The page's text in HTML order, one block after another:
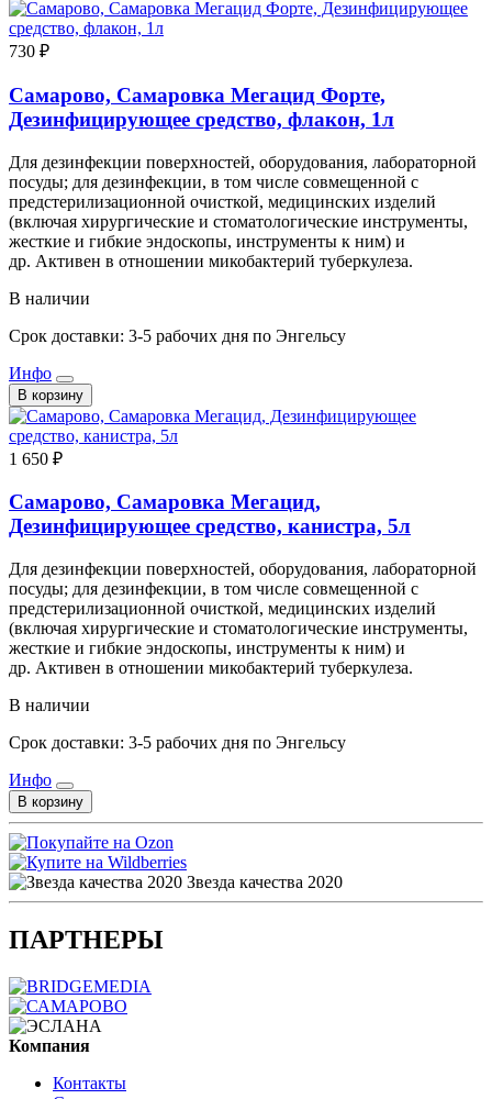
730 ₽
Самарово, Самаровка Мегацид Форте,
Дезинфицирующее средство, флакон, 1л
Для дезинфекции поверхностей, оборудования, лабораторной
посуды; для дезинфекции, в том числе совмещенной с
предстерилизационной очисткой, медицинских изделий
(включая хирургические и стоматологические инструменты,
жесткие и гибкие эндоскопы, инструменты к ним) и
др. Активен в отношении микобактерий туберкулеза.
В наличии
Срок доставки: 3-5 рабочих дня по Энгельсу
Инфо
В корзину
1 650 ₽
Самарово, Самаровка Мегацид,
Дезинфицирующее средство, канистра, 5л
Для дезинфекции поверхностей, оборудования, лабораторной
посуды; для дезинфекции, в том числе совмещенной с
предстерилизационной очисткой, медицинских изделий
(включая хирургические и стоматологические инструменты,
жесткие и гибкие эндоскопы, инструменты к ним) и
др. Активен в отношении микобактерий туберкулеза.
В наличии
Срок доставки: 3-5 рабочих дня по Энгельсу
Инфо
В корзину
Звезда качества 2020
ПАРТНЕРЫ
Компания
Контакты